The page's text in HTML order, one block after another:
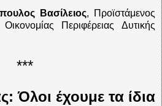
Βασίλειος, Προϊστάμενος
Περιφέρειας Δυτικής
***
Όλοι έχουμε τα ίδια